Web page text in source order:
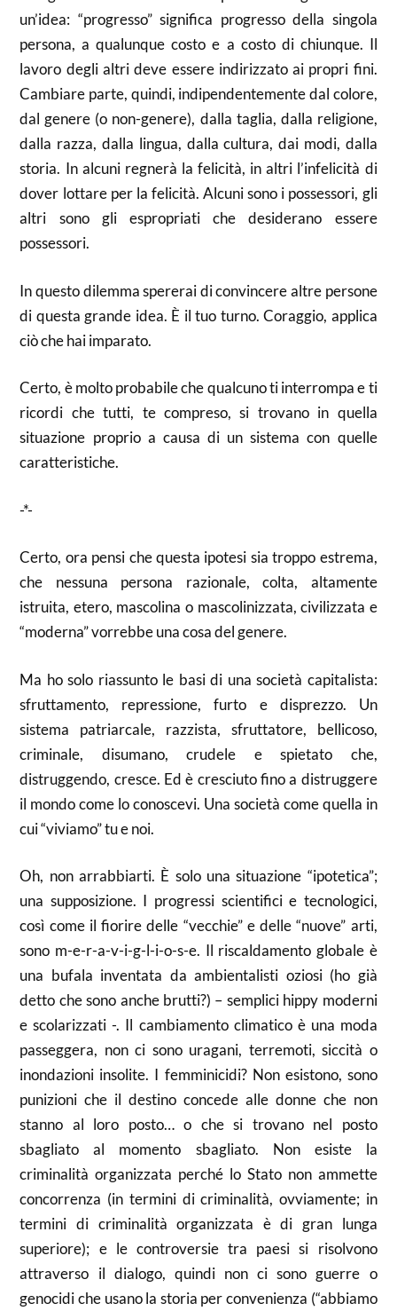
un’idea: “progresso” significa progresso della singola
persona, a qualunque costo e a costo di chiunque. Il
lavoro degli altri deve essere indirizzato ai propri fini.
Cambiare parte, quindi, indipendentemente dal colore,
dal genere (o non-genere), dalla taglia, dalla religione,
dalla razza, dalla lingua, dalla cultura, dai modi, dalla
storia. In alcuni regnerà la felicità, in altri l’infelicità di
dover lottare per la felicità. Alcuni sono i possessori, gli
altri sono gli espropriati che desiderano essere
possessori.
In questo dilemma spererai di convincere altre persone
di questa grande idea. È il tuo turno. Coraggio, applica
ciò che hai imparato.
Certo, è molto probabile che qualcuno ti interrompa e ti
ricordi che tutti, te compreso, si trovano in quella
situazione proprio a causa di un sistema con quelle
caratteristiche.
-*-
Certo, ora pensi che questa ipotesi sia troppo estrema,
che nessuna persona razionale, colta, altamente
istruita, etero, mascolina o mascolinizzata, civilizzata e
“moderna” vorrebbe una cosa del genere.
Ma ho solo riassunto le basi di una società capitalista:
sfruttamento, repressione, furto e disprezzo. Un
sistema patriarcale, razzista, sfruttatore, bellicoso,
criminale, disumano, crudele e spietato che,
distruggendo, cresce. Ed è cresciuto fino a distruggere
il mondo come lo conoscevi. Una società come quella in
cui “viviamo” tu e noi.
Oh, non arrabbiarti. È solo una situazione “ipotetica”;
una supposizione. I progressi scientifici e tecnologici,
così come il fiorire delle “vecchie” e delle “nuove” arti,
sono m-e-r-a-v-i-g-l-i-o-s-e. Il riscaldamento globale è
una bufala inventata da ambientalisti oziosi (ho già
detto che sono anche brutti?) – semplici hippy moderni
e scolarizzati -. Il cambiamento climatico è una moda
passeggera, non ci sono uragani, terremoti, siccità o
inondazioni insolite. I femminicidi? Non esistono, sono
punizioni che il destino concede alle donne che non
stanno al loro posto… o che si trovano nel posto
sbagliato al momento sbagliato. Non esiste la
criminalità organizzata perché lo Stato non ammette
concorrenza (in termini di criminalità, ovviamente; in
termini di criminalità organizzata è di gran lunga
superiore); e le controversie tra paesi si risolvono
attraverso il dialogo, quindi non ci sono guerre o
genocidi che usano la storia per convenienza (“abbiamo